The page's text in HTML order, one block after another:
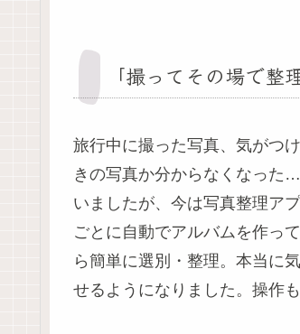
「撮ってその場で整
旅行中に撮った写真、気がつ
きの写真か分からなくなった
いましたが、今は写真整理ア
ごとに自動でアルバムを作っ
ら簡単に選別・整理。本当に
せるようになりました。操作